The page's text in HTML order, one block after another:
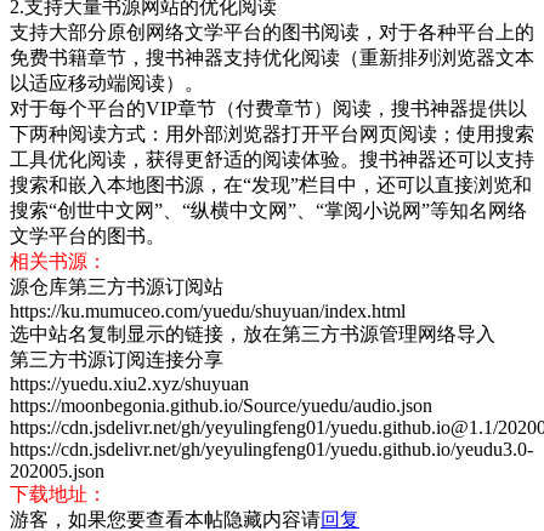
2.支持大量书源网站的优化阅读
支持大部分原创网络文学平台的图书阅读，对于各种平台上的
免费书籍章节，搜书神器支持优化阅读（重新排列浏览器文本
以适应移动端阅读）。
对于每个平台的VIP章节（付费章节）阅读，搜书神器提供以
下两种阅读方式：用外部浏览器打开平台网页阅读；使用搜索
工具优化阅读，获得更舒适的阅读体验。搜书神器还可以支持
搜索和嵌入本地图书源，在“发现”栏目中，还可以直接浏览和
搜索“创世中文网”、“纵横中文网”、“掌阅小说网”等知名网络
文学平台的图书。
相关书源：
源仓库第三方书源订阅站
https://ku.mumuceo.com/yuedu/shuyuan/index.html
选中站名复制显示的链接，放在第三方书源管理网络导入
第三方书源订阅连接分享
https://yuedu.xiu2.xyz/shuyuan
https://moonbegonia.github.io/Source/yuedu/audio.json
https://cdn.jsdelivr.net/gh/yeyulingfeng01/yuedu.github.io@1.1/
https://cdn.jsdelivr.net/gh/yeyulingfeng01/yuedu.github.io/yeudu3.0-
202005.json
下载地址：
游客，如果您要查看本帖隐藏内容请回复